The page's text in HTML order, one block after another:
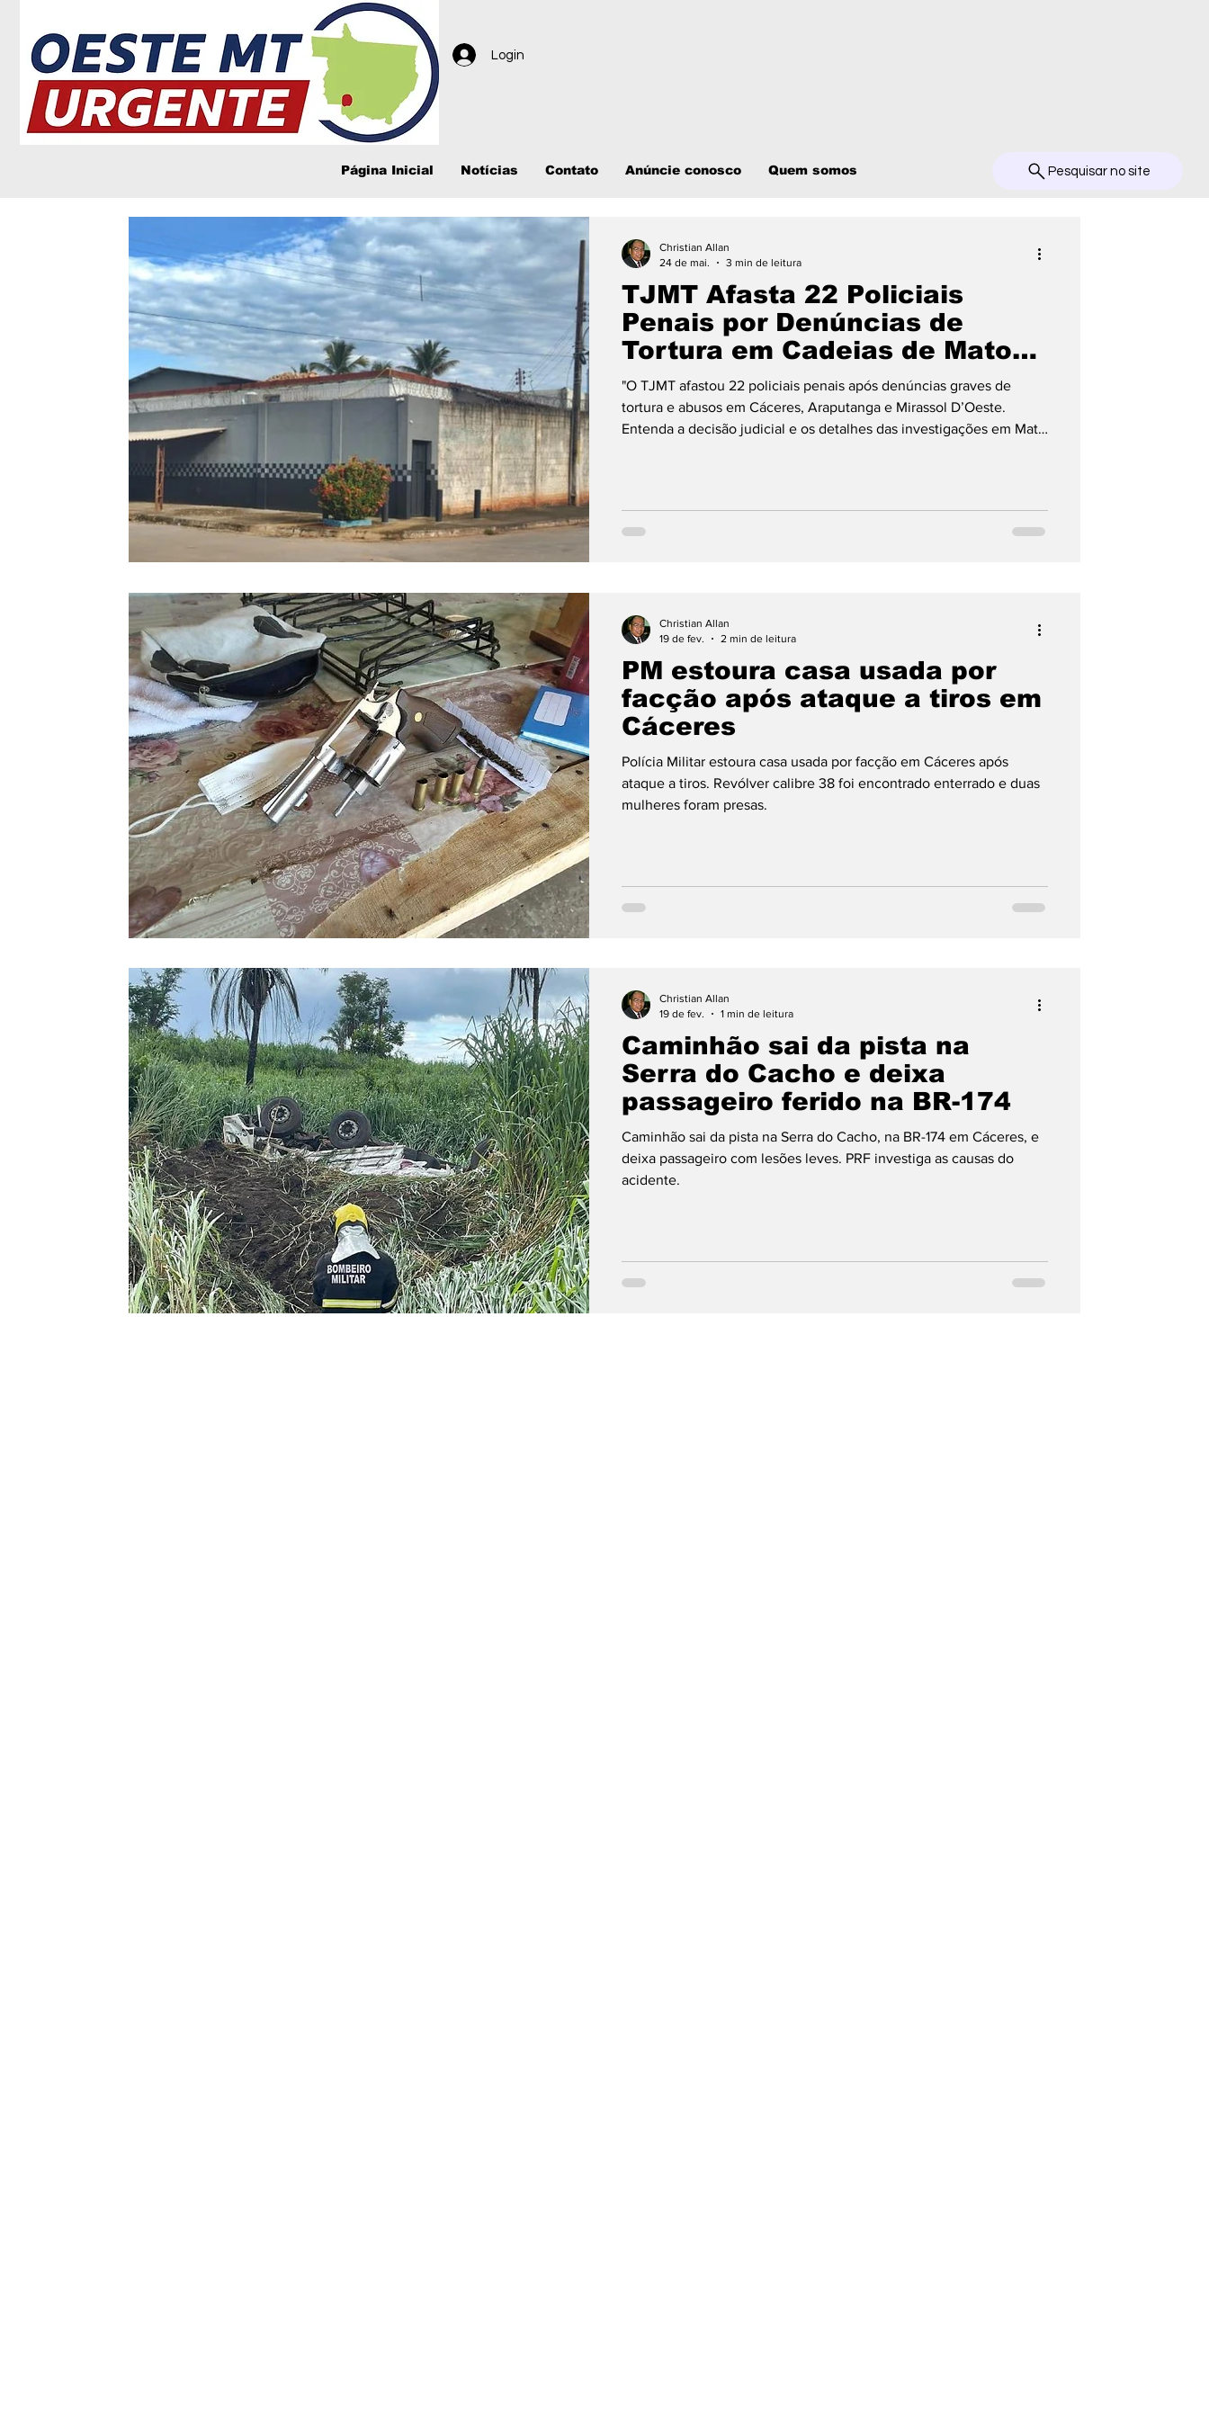
Login
Página Inicial Notícias Contato Anúncie conosco Quem somos Pesquisar no site
TJMT Afasta 22 Policiais
Penais por Denúncias de
Tortura em Cadeias de Mato
Grosso
"O TJMT afastou 22 policiais penais após denúncias graves de
tortura e abusos em Cáceres, Araputanga e Mirassol D’Oeste.
Entenda a decisão judicial e os detalhes das investigações em Mato
Christian Allan
24 de mai.
3 min de leitura
PM estoura casa usada por
facção após ataque a tiros em
Cáceres
Polícia Militar estoura casa usada por facção em Cáceres após
ataque a tiros. Revólver calibre 38 foi encontrado enterrado e duas
mulheres foram presas.
Christian Allan
19 de fev.
2 min de leitura
Caminhão sai da pista na
Serra do Cacho e deixa
passageiro ferido na BR-174
Caminhão sai da pista na Serra do Cacho, na BR-174 em Cáceres, e
deixa passageiro com lesões leves. PRF investiga as causas do
acidente.
Christian Allan
19 de fev.
1 min de leitura